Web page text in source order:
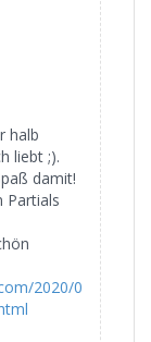
halb
liebt ;).
damit!
Partials
2020/0